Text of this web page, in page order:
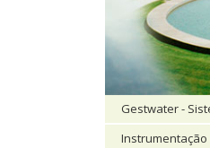
Gestwater -
Instrumentação